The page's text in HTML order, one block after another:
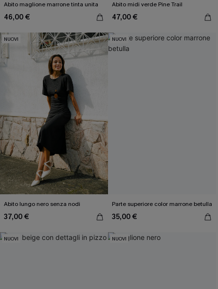
Abito maglione marrone tinta unita
46,00 €
Abito midi verde Pine Trail
47,00 €
NUOVI
Abito lungo nero senza nodi
37,00 €
NUOVI
Parte superiore color marrone betulla
35,00 €
NUOVI NUOVI